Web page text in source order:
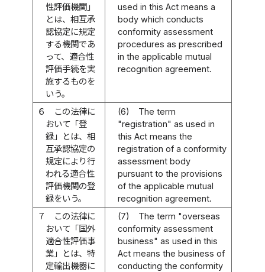
性評価機関」
とは、相互承
認協定に規定
する機関であ
って、適合性
評価手続を実
施するものを
いう。
used in this Act means a
body which conducts
conformity assessment
procedures as prescribed
in the applicable mutual
recognition agreement.
６
この法律に
おいて「登
録」とは、相
互承認協定の
規定により行
われる適合性
評価機関の登
録をいう。
(6)
The term
"registration" as used in
this Act means the
registration of a conformity
assessment body
pursuant to the provisions
of the applicable mutual
recognition agreement.
７
この法律に
おいて「国外
適合性評価事
業」とは、特
定輸出機器に
(7)
The term "overseas
conformity assessment
business" as used in this
Act means the business of
conducting the conformity